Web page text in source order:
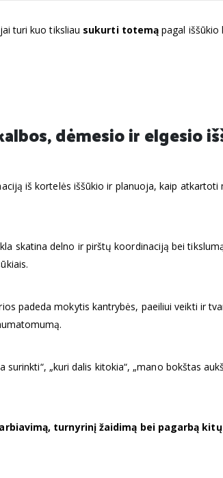
turi kuo tiksliau sukurti totemą pagal
dėmesio ir elgesio
iš kortelės iššūkio ir planuoja, kaip atkartoti
skatina delno ir pirštų koordinaciją bei
padeda mokytis kantrybės, paeiliui veikti ir
„kuri dalis kitokia“, „mano bokštas
turnyrinį žaidimą bei pagarbą